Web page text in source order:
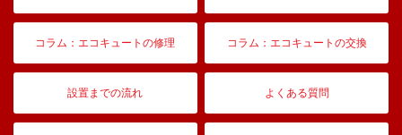
コラム：エコキュートの修理 コラム：エコキュートの交換
設置までの流れ よくある質問